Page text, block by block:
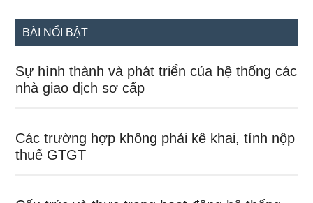
...
BÀI NỔI BẬT
Sự hình thành và phát triển của hệ thống các
nhà giao dịch sơ cấp
Các trường hợp không phải kê khai, tính nộp
thuế GTGT